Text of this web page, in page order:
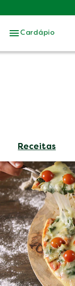
Skip to:
Cardápio
Receitas